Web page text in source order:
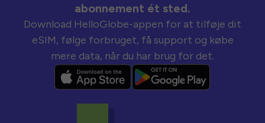
abonnement ét sted.
Download HelloGlobe-appen for at tilføje dit
eSIM, følge forbruget, få support og købe
mere data, når du har brug for det.